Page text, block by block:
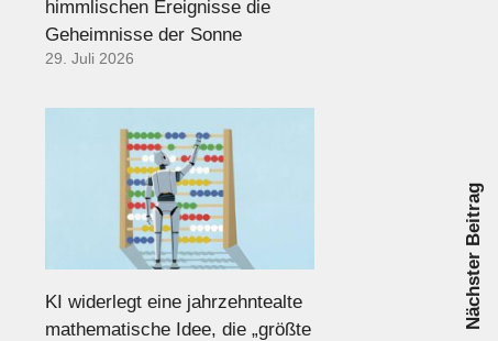
Nächster Beitrag
himmlischen Ereignisse die
Geheimnisse der Sonne
29. Juli 2026
KI widerlegt eine jahrzehntealte
mathematische Idee, die „größte